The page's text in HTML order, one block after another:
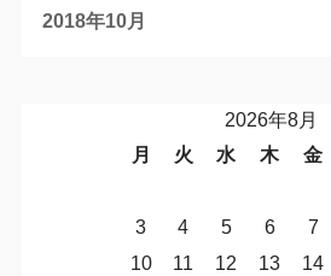
2018年10月
2026年8月
月
火 水 木 金
3
4 5 6 7
10
11 12 13 14